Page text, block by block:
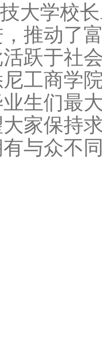
大学校长
推动了
跃于社
工商学
生们最
家保持
与众不